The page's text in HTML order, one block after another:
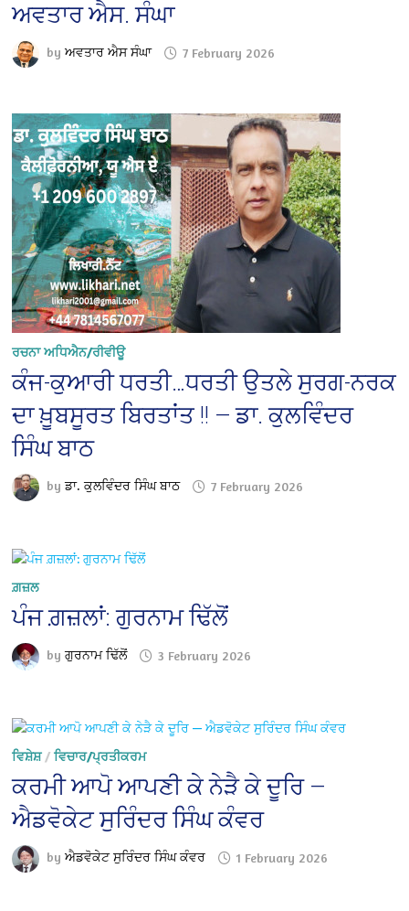
ਅਵਤਾਰ ਐਸ. ਸੰਘਾ
byਅਵਤਾਰ ਐਸ ਸੰਘਾ 7 February 2026
ਰਚਨਾ ਅਧਿਐਨ/ਰੀਵੀਊ
ਕੰਜ-ਕੁਆਰੀ ਧਰਤੀ…ਧਰਤੀ ਉਤਲੇ ਸੁਰਗ-ਨਰਕ
ਦਾ ਖ਼ੂਬਸੂਰਤ ਬਿਰਤਾਂਤ !! — ਡਾ. ਕੁਲਵਿੰਦਰ
ਸਿੰਘ ਬਾਠ
byਡਾ. ਕੁਲਵਿੰਦਰ ਸਿੰਘ ਬਾਠ 7 February 2026
ਗ਼ਜ਼ਲ
ਪੰਜ ਗ਼ਜ਼ਲਾਂ: ਗੁਰਨਾਮ ਢਿੱਲੋਂ
byਗੁਰਨਾਮ ਢਿੱਲੋਂ 3 February 2026
ਵਿਸ਼ੇਸ਼/ਵਿਚਾਰ/ਪ੍ਰਤੀਕਰਮ
ਕਰਮੀ ਆਪੋ ਆਪਣੀ ਕੇ ਨੇੜੈ ਕੇ ਦੂਰਿ —
ਐਡਵੋਕੇਟ ਸੁਰਿੰਦਰ ਸਿੰਘ ਕੰਵਰ
byਐਡਵੋਕੇਟ ਸੁਰਿੰਦਰ ਸਿੰਘ ਕੰਵਰ 1 February 2026